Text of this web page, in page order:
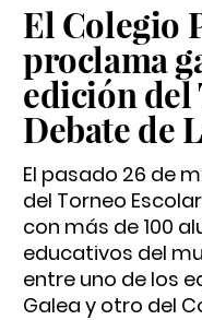
El Colegio
proclama
edición del
Debate de
El pasado 26 de
del Torneo
con más de 100
educativos del
entre uno de los
Galea y otro del